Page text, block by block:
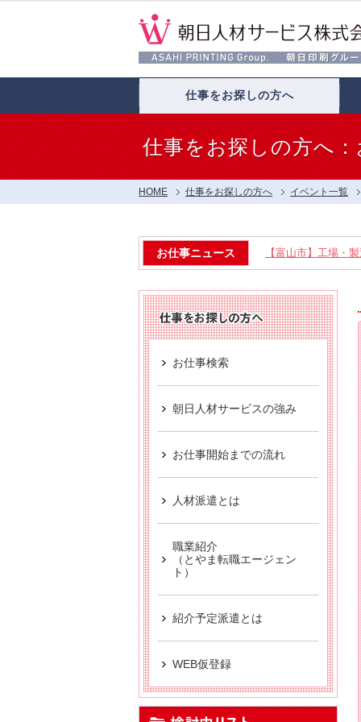
仕事をお探しの方へ
仕事をお探しの方へ
HOME 仕事をお探しの方へ イベント一覧
お仕事ニュース 【富山市】工場・
【お仕事相談会☆流
【お仕事相談会☆大
【お仕事相談会☆
【お仕事相談会☆
派遣から正社員を
【中新川エリア】
【お仕事相談会☆流
【富山市】事務・
お仕事検索
朝日人材サービスの強み
お仕事開始までの流れ
人材派遣とは
職業紹介
（とやま転職エージェン
ト）
紹介予定派遣とは
WEB仮登録